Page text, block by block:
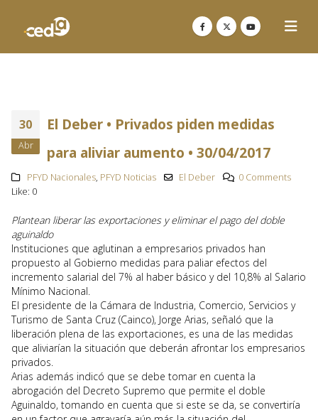
30
Abr
El Deber • Privados piden medidas
para aliviar aumento • 30/04/2017
PFYD Nacionales, PFYD Noticias El Deber
0 Comments
Like: 0
Plantean liberar las exportaciones y eliminar el pago del doble
aguinaldo
Instituciones que aglutinan a empresarios privados han
propuesto al Gobierno medidas para paliar efectos del
incremento salarial del 7% al haber básico y del 10,8% al Salario
Mínimo Nacional.
El presidente de la Cámara de Industria, Comercio, Servicios y
Turismo de Santa Cruz (Cainco), Jorge Arias, señaló que la
liberación plena de las exportaciones, es una de las medidas
que aliviarían la situación que deberán afrontar los empresarios
privados.
Arias además indicó que se debe tomar en cuenta la
abrogación del Decreto Supremo que permite el doble
Aguinaldo, tomando en cuenta que si este se da, se convertiría